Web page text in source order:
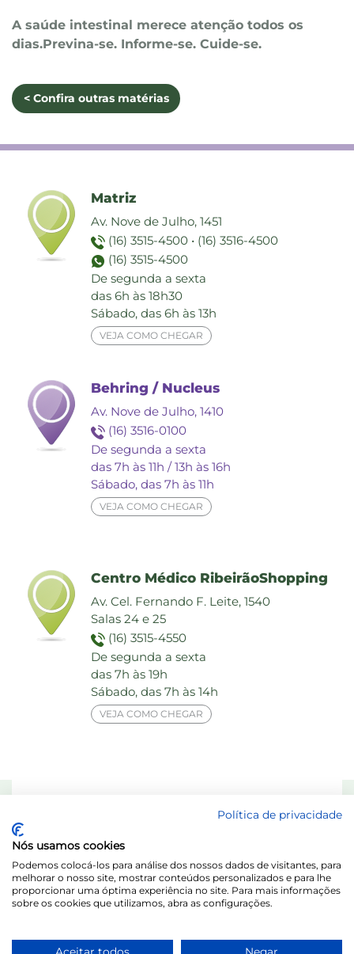
A saúde intestinal merece atenção todos os
dias.Previna-se. Informe-se. Cuide-se.
< Confira outras matérias
Matriz
Av. Nove de Julho, 1451
(16) 3515-4500 • (16) 3516-4500
(16) 3515-4500
De segunda a sexta
das 6h às 18h30
Sábado, das 6h às 13h
VEJA COMO CHEGAR
Behring / Nucleus
Av. Nove de Julho, 1410
(16) 3516-0100
De segunda a sexta
das 7h às 11h / 13h às 16h
Sábado, das 7h às 11h
VEJA COMO CHEGAR
Centro Médico RibeirãoShopping
Av. Cel. Fernando F. Leite, 1540
Salas 24 e 25
(16) 3515-4550
De segunda a sexta
das 7h às 19h
Sábado, das 7h às 14h
VEJA COMO CHEGAR
Responsável Técnico: Dra. Maria das Graças Elias de Assis - CRF 8713-SP
Laboratório Behring de Análises Clínicas Ltda.
Política de privacidade
Nós usamos cookies
Podemos colocá-los para análise dos nossos dados de visitantes, para
melhorar o nosso site, mostrar conteúdos personalizados e para lhe
proporcionar uma óptima experiência no site. Para mais informações
sobre os cookies que utilizamos, abra as configurações.